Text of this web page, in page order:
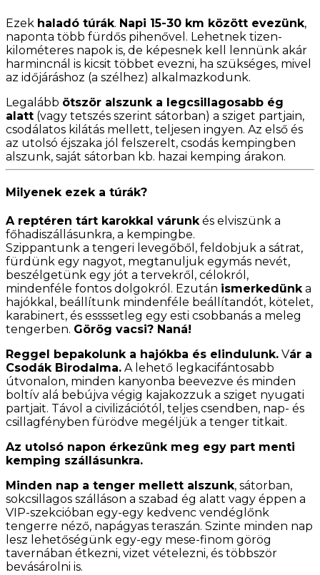
Ezek haladó túrák. Napi 15-30 km között evezünk,
naponta több fürdős pihenővel. Lehetnek tizen-
kilométeres napok is, de képesnek kell lennünk akár
harmincnál is kicsit többet evezni, ha szükséges, mivel
az időjáráshoz (a szélhez) alkalmazkodunk.
Legalább ötször alszunk a legcsillagosabb ég
alatt (vagy tetszés szerint sátorban) a sziget partjain,
csodálatos kilátás mellett, teljesen ingyen. Az első és
az utolsó éjszaka jól felszerelt, csodás kempingben
alszunk, saját sátorban kb. hazai kemping árakon.
Milyenek ezek a túrák?
A reptéren tárt karokkal várunkés elviszünk a
főhadiszállásunkra, a kempingbe.
Szippantunk a tengeri levegőből, feldobjuk a sátrat,
fürdünk egy nagyot, megtanuljuk egymás nevét,
beszélgetünk egy jót a tervekről, célokról,
mindenféle fontos dolgokról. Ezután ismerkedünka
hajókkal, beállítunk mindenféle beállítandót, kötelet,
karabinert, és essssetleg egy esti csobbanás a meleg
tengerben. Görög vacsi? Naná!
Reggel bepakolunk a hajókba és elindulunk. Vár a
Csodák Birodalma. A lehető legkacifántosabb
útvonalon, minden kanyonba beevezve és minden
boltív alá bebújva végig kajakozzuk a sziget nyugati
partjait. Távol a civilizációtól, teljes csendben, nap- és
csillagfényben fürödve megéljük a tenger titkait.
Az utolsó napon érkezünk meg egy part menti
kemping szállásunkra.
Minden nap a tenger mellett alszunk, sátorban,
sokcsillagos szálláson a szabad ég alatt vagy éppen a
VIP-szekcióban egy-egy kedvenc vendéglőnk
tengerre néző, napágyas teraszán. Szinte minden nap
lesz lehetőségünk egy-egy mese-finom görög
tavernában étkezni, vizet vételezni, és többször
bevásárolni is.